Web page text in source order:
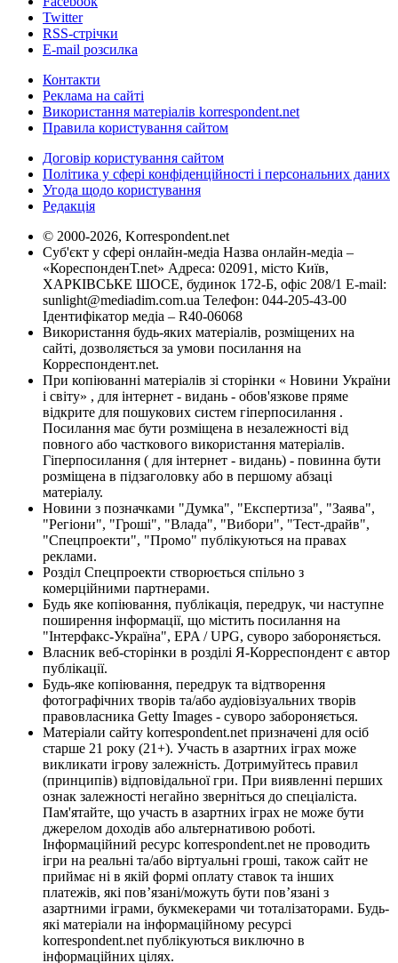
Twitter
RSS-стрічки
E-mail розсилка
Контакти
Реклама на сайті
Використання матеріалів korrespondent.net
Правила користування сайтом
Договір користування сайтом
Політика у сфері конфіденційності і персональних даних
Угода щодо користування
Редакція
© 2000-2026, Korrespondent.net
Суб'єкт у сфері онлайн-медіа Назва онлайн-медіа –
«КореспонденТ.net» Адреса: 02091, місто Київ,
ХАРКІВСЬКЕ ШОСЕ, будинок 172-Б, офіс 208/1 E-mail:
sunlight@mediadim.com.ua Телефон: 044-205-43-00
Ідентифікатор медіа – R40-06068
Використання будь-яких матеріалів, розміщених на
сайті, дозволяється за умови посилання на
Корреспондент.net.
При копіюванні матеріалів зі сторінки « Новини України
і світу» , для інтернет - видань - обов'язкове пряме
відкрите для пошукових систем гіперпосилання .
Посилання має бути розміщена в незалежності від
повного або часткового використання матеріалів.
Гіперпосилання ( для інтернет - видань) - повинна бути
розміщена в підзаголовку або в першому абзаці
матеріалу.
Новини з позначками "Думка", "Експертиза", "Заява",
"Регіони", "Гроші", "Влада", "Вибори", "Тест-драйв",
"Спецпроекти", "Промо" публікуються на правах
реклами.
Розділ Спецпроекти створюється спільно з
комерційними партнерами.
Будь яке копіювання, публікація, передрук, чи наступне
поширення інформації, що містить посилання на
"Інтерфакс-Україна", EPA / UPG, суворо забороняється.
Власник веб-сторінки в розділі Я-Корреспондент є автор
публікації.
Будь-яке копіювання, передрук та відтворення
фотографічних творів та/або аудіовізуальних творів
правовласника Getty Images - суворо забороняється.
Матеріали сайту korrespondent.net призначені для осіб
старше 21 року (21+). Участь в азартних іграх може
викликати ігрову залежність. Дотримуйтесь правил
(принципів) відповідальної гри. При виявленні перших
ознак залежності негайно зверніться до спеціаліста.
Пам'ятайте, що участь в азартних іграх не може бути
джерелом доходів або альтернативою роботі.
Інформаційний ресурс korrespondent.net не проводить
ігри на реальні та/або віртуальні гроші, також сайт не
приймає ні в якій формі оплату ставок та інших
платежів, які пов’язані/можуть бути пов’язані з
азартними іграми, букмекерами чи тоталізаторами. Будь-
які матеріали на інформаційному ресурсі
korrespondent.net публікуються виключно в
інформаційних цілях.